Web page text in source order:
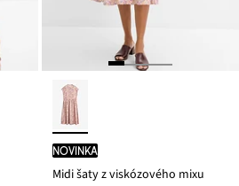
novinka
Midi šaty z viskózového mixu